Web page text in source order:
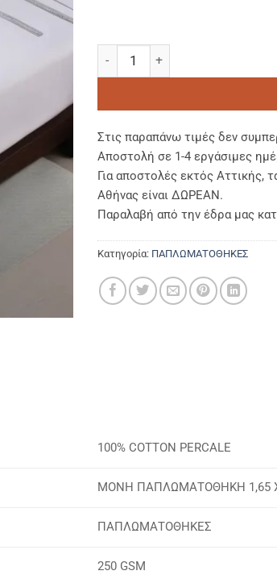
ΠΑΠΛΩΜΑΤΟΘΗΚΗ ΜΟΝΗ (1,65 Χ
Στις παραπάνω τιμές δεν
Αποστολή σε 1-4 εργάσιμες
Για αποστολές εκτός Αττικής,
Αθήνας είναι ΔΩΡΕΑΝ.
Παραλαβή από την έδρα μας
Κατηγορία: ΠΑΠΛΩΜΑΤΟΘΗΚΕΣ
100% COTTON PERCALE
ΜΟΝΗ ΠΑΠΛΩΜΑΤΟΘΗΚΗ 1,65
ΠΑΠΛΩΜΑΤΟΘΗΚΕΣ
250 GSM